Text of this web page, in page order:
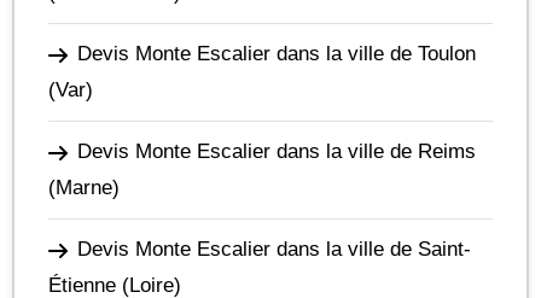
Devis Monte Escalier dans la ville de Toulon
(Var)
Devis Monte Escalier dans la ville de Reims
(Marne)
Devis Monte Escalier dans la ville de Saint-
Étienne (Loire)